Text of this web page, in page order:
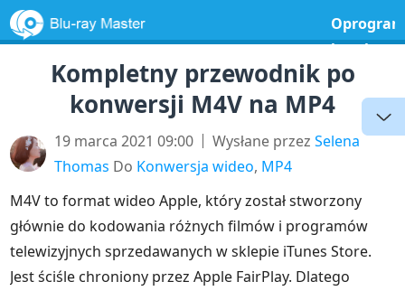
bezpłatne
Kompletny przewodnik po
konwersji M4V na MP4
19 marca 2021 09:00 Wysłane przezSelena
Thomas Do Konwersja wideo, MP4
M4V to format wideo Apple, który został stworzony
głównie do kodowania różnych filmów i programów
telewizyjnych sprzedawanych w sklepie iTunes Store.
Jest ściśle chroniony przez Apple FairPlay. Dlatego